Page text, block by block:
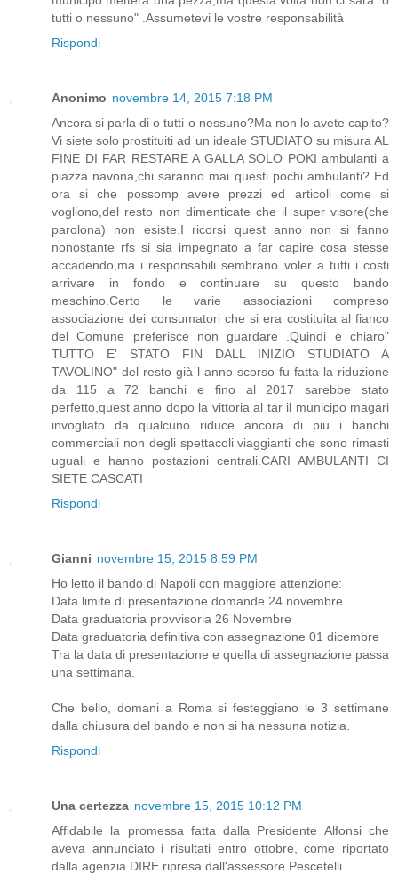
tutti o nessuno" .Assumetevi le vostre responsabilità
Rispondi
Anonimo novembre 14, 2015 7:18 PM
Ancora si parla di o tutti o nessuno?Ma non lo avete capito?
Vi siete solo prostituiti ad un ideale STUDIATO su misura AL
FINE DI FAR RESTARE A GALLA SOLO POKI ambulanti a
piazza navona,chi saranno mai questi pochi ambulanti? Ed
ora si che possomp avere prezzi ed articoli come si
vogliono,del resto non dimenticate che il super visore(che
parolona) non esiste.I ricorsi quest anno non si fanno
nonostante rfs si sia impegnato a far capire cosa stesse
accadendo,ma i responsabili sembrano voler a tutti i costi
arrivare in fondo e continuare su questo bando
meschino.Certo le varie associazioni compreso
associazione dei consumatori che si era costituita al fianco
del Comune preferisce non guardare .Quindi è chiaro"
TUTTO E' STATO FIN DALL INIZIO STUDIATO A
TAVOLINO" del resto già l anno scorso fu fatta la riduzione
da 115 a 72 banchi e fino al 2017 sarebbe stato
perfetto,quest anno dopo la vittoria al tar il municipo magari
invogliato da qualcuno riduce ancora di piu i banchi
commerciali non degli spettacoli viaggianti che sono rimasti
uguali e hanno postazioni centrali.CARI AMBULANTI CI
SIETE CASCATI
Rispondi
Gianni novembre 15, 2015 8:59 PM
Ho letto il bando di Napoli con maggiore attenzione:
Data limite di presentazione domande 24 novembre
Data graduatoria provvisoria 26 Novembre
Data graduatoria definitiva con assegnazione 01 dicembre
Tra la data di presentazione e quella di assegnazione passa
una settimana.
Che bello, domani a Roma si festeggiano le 3 settimane
dalla chiusura del bando e non si ha nessuna notizia.
Rispondi
Una certezza novembre 15, 2015 10:12 PM
Affidabile la promessa fatta dalla Presidente Alfonsi che
aveva annunciato i risultati entro ottobre, come riportato
dalla agenzia DIRE ripresa dall'assessore Pescetelli